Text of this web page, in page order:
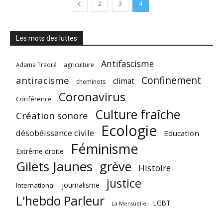
2 3 4
Les mots des luttes
Adama Traoré agriculture Antifascisme
antiracisme cheminots climat Confinement
Conférence Coronavirus
Création sonore Culture fraîche
désobéissance civile Ecologie Education
Extrême droite Féminisme
Gilets Jaunes grève Histoire
International journalisme justice
L'hebdo Parleur La Mensuelle
LGBT